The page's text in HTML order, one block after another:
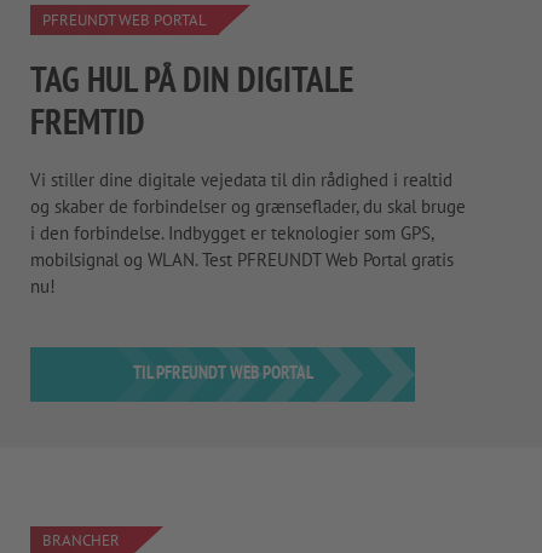
PFREUNDT WEB PORTAL
TAG HUL PÅ DIN DIGITALE
FREMTID
Vi stiller dine digitale vejedata til din rådighed i realtid
og skaber de forbindelser og grænseflader, du skal bruge
i den forbindelse. Indbygget er teknologier som GPS,
mobilsignal og WLAN. Test PFREUNDT Web Portal gratis
nu!
TIL PFREUNDT WEB PORTAL
BRANCHER